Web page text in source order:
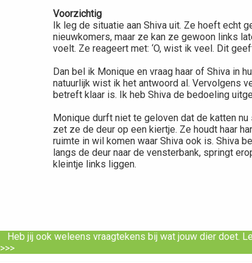
Voorzichtig
Ik leg de situatie aan Shiva uit. Ze hoeft echt
nieuwkomers, maar ze kan ze gewoon links
voelt. Ze reageert met: ‘O, wist ik veel. Dit
Dan bel ik Monique en vraag haar of Shiva in
natuurlijk wist ik het antwoord al. Vervolgens
betreft klaar is. Ik heb Shiva de bedoeling
Monique durft niet te geloven dat de katten
zet ze de deur op een kiertje. Ze houdt haar
ruimte in wil komen waar Shiva ook is. Shiva
langs de deur naar de vensterbank, springt
kleintje links liggen.
Heb jij ook weleens vraagtekens bij wat jouw dier doet.
>>>